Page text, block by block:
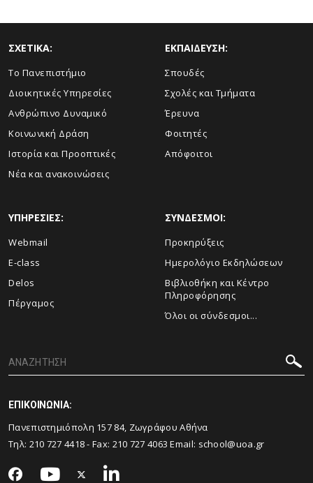
ΣΧΕΤΙΚΑ:
Το Πανεπιστήμιο
Διοικητικές Υπηρεσίες
Ανθρώπινο Δυναμικό
Κοινωνική Δράση
Ιστορία και Προοπτικές
Νέα και ανακοινώσεις
ΕΚΠΑΙΔΕΥΣΗ:
Σπουδές
Σχολές και Τμήματα
Έρευνα
Φοιτητές
Απόφοιτοι
ΥΠΗΡΕΣΙΕΣ:
Webmail
E-class
Delos
Πέργαμος
ΣΥΝΔΕΣΜΟΙ:
Προκηρύξεις
Ημερολόγιο Εκδηλώσεων
Βιβλιοθήκη και Κέντρο
Πληροφόρησης
Όλοι οι σύνδεσμοι...
ΕΠΙΚΟΙΝΩΝΙΑ:
Πανεπιστημιόπολη 157 84, Ζωγράφου Αθήνα
Τηλ: 210 727 4418- Fax: 210 727 4063 Email: school@uoa.gr